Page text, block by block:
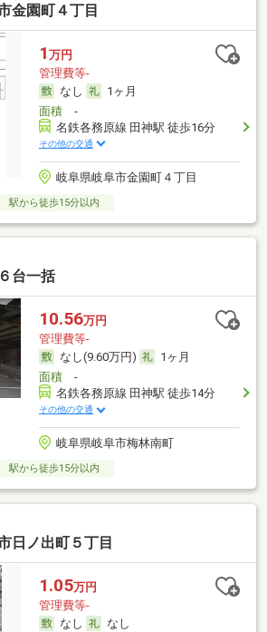
金園町４丁目
1 万円
管理費等-
なし
1ヶ月
面積-
名鉄各務原線 田神駅 徒歩16分
その他の交通
岐阜県岐阜市金園町４丁目
駅から徒歩15分以内
台一括
10.56万円
管理費等-
なし(9.60万円)
1ヶ月
面積-
名鉄各務原線 田神駅 徒歩14分
その他の交通
岐阜県岐阜市梅林南町
駅から徒歩15分以内
日ノ出町５丁目
1.05万円
管理費等-
なし
なし